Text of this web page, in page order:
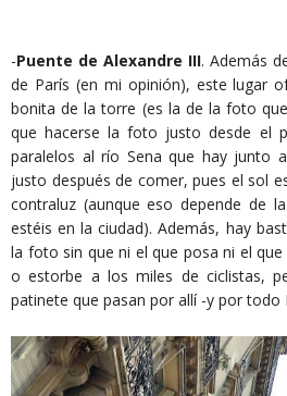
-Puente de Alexandre III. Además
de París (en mi opinión), este lugar
bonita de la torre (es la de la foto
que hacerse la foto justo desde el
paralelos al río Sena que hay junto
justo después de comer, pues el sol
contraluz (aunque eso depende de
estéis en la ciudad). Además, hay
la foto sin que ni el que posa ni el
o estorbe a los miles de ciclistas,
patinete que pasan por allí -y por todo